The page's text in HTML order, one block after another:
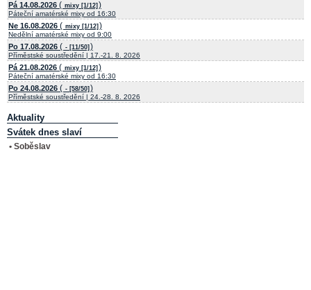
Pá 14.08.2026 ( mixy [1/12] )
Páteční amatérské mixy od 16:30
Ne 16.08.2026 ( mixy [1/12] )
Nedělní amatérské mixy od 9:00
Po 17.08.2026 ( - [11/50] )
Příměstské soustředění | 17.-21. 8. 2026
Pá 21.08.2026 ( mixy [1/12] )
Páteční amatérské mixy od 16:30
Po 24.08.2026 ( - [58/50] )
Příměstské soustředění | 24.-28. 8. 2026
Aktuality
Svátek dnes slaví
• Soběslav